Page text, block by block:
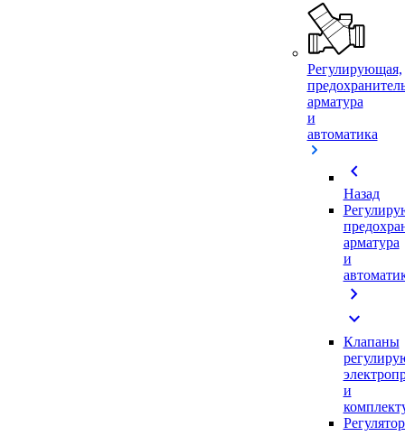
Регулирующая,
арматура
и
автоматика
chevron_left
Назад
арматура
и
chevron_right
expand_more
Клапаны
и